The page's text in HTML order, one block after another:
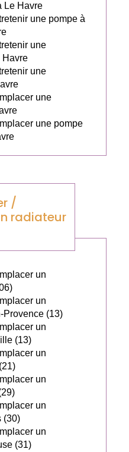
Le Havre
une pompe à
une
Havre
une
une
une pompe
/
radiateur
un
un
Provence (13)
un
(13)
un
un
un
(30)
un
(31)